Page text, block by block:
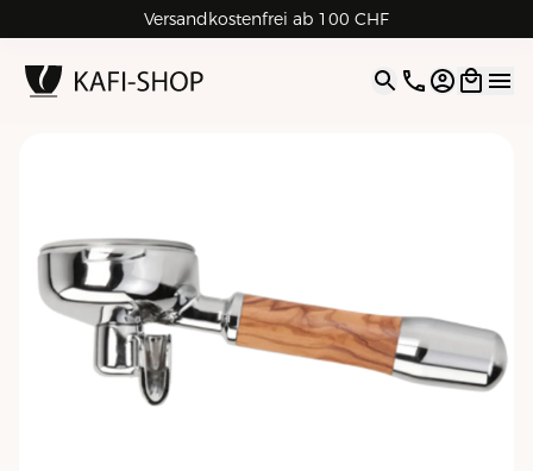
Versandkostenfrei ab 100 CHF
4.9| 5.0 Google
Open